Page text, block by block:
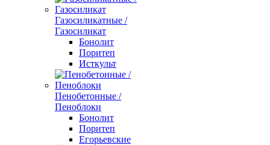
Газосиликатные /
Газосиликат
Бонолит
Поритеп
Исткульт
Пенобетонные /
Пеноблоки
Бонолит
Поритеп
Егорьевские